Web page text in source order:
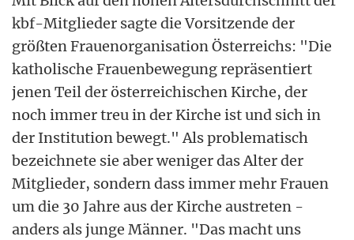
kbf-Mitglieder sagte die Vorsitzende der
größten Frauenorganisation Österreichs: "Die
katholische Frauenbewegung repräsentiert
jenen Teil der österreichischen Kirche, der
noch immer treu in der Kirche ist und sich in
der Institution bewegt." Als problematisch
bezeichnete sie aber weniger das Alter der
Mitglieder, sondern dass immer mehr Frauen
um die 30 Jahre aus der Kirche austreten -
anders als junge Männer. "Das macht uns